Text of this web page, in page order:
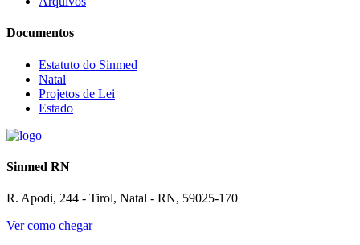
Documentos
Estatuto do Sinmed
Natal
Projetos de Lei
Estado
Sinmed RN
R. Apodi, 244 - Tirol, Natal - RN, 59025-170
Ver como chegar